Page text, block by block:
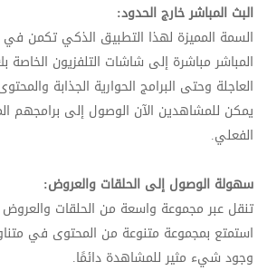
البث المباشر خارج الحدود:
السمة المميزة لهذا التطبيق الذكي تكمن
المباشر مباشرة إلى شاشات التلفزيون
العاجلة وحتى البرامج الحوارية الجذابة
يمكن للمشاهدين الآن الوصول إلى برامجهم
الفعلي.
سهولة الوصول إلى الحلقات والعروض:
تنقل عبر مجموعة واسعة من الحلقات
استمتع بمجموعة متنوعة من المحتوى في
وجود شيء مثير للمشاهدة دائمًا.